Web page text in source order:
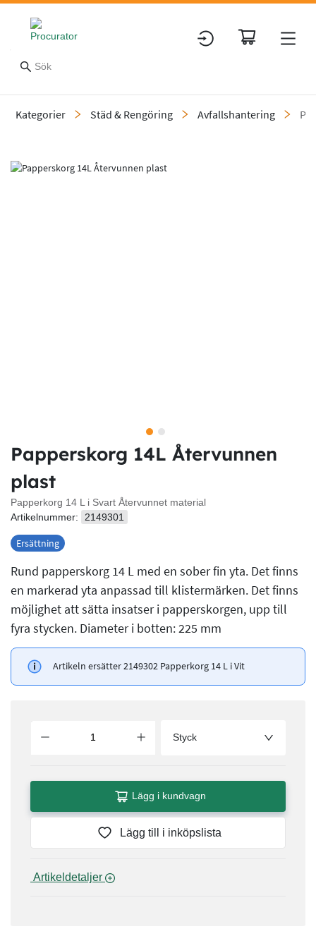
Kategorier Städ & Rengöring Avfallshantering
Slide 1 of 2
Papperskorg 14L Återvunnen
plast
Papperkorg 14 L i Svart Återvunnet material
Artikelnummer:
2149301
Ersättning
Rund papperskorg 14 L med en sober fin yta. Det finns
en markerad yta anpassad till klistermärken. Det finns
möjlighet att sätta insatser i papperskorgen, upp till
fyra stycken. Diameter i botten: 225 mm
Artikeln ersätter 2149302 Papperkorg 14 L i Vit
Styck
Lägg i kundvagn
Lägg till i inköpslista